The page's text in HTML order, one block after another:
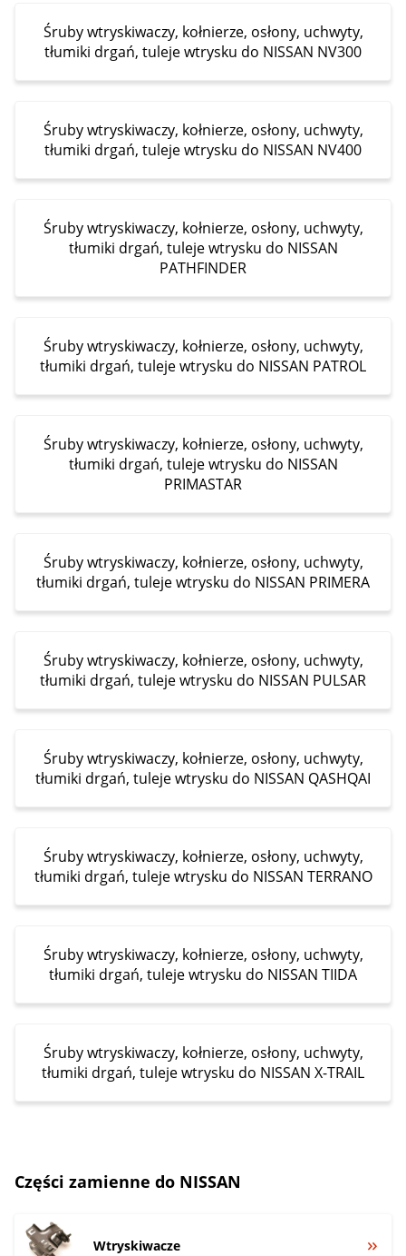
Śruby wtryskiwaczy, kołnierze, osłony, uchwyty,
tłumiki drgań, tuleje wtrysku do NISSAN NV300
Śruby wtryskiwaczy, kołnierze, osłony, uchwyty,
tłumiki drgań, tuleje wtrysku do NISSAN NV400
Śruby wtryskiwaczy, kołnierze, osłony, uchwyty,
tłumiki drgań, tuleje wtrysku do NISSAN
PATHFINDER
Śruby wtryskiwaczy, kołnierze, osłony, uchwyty,
tłumiki drgań, tuleje wtrysku do NISSAN PATROL
Śruby wtryskiwaczy, kołnierze, osłony, uchwyty,
tłumiki drgań, tuleje wtrysku do NISSAN
PRIMASTAR
Śruby wtryskiwaczy, kołnierze, osłony, uchwyty,
tłumiki drgań, tuleje wtrysku do NISSAN PRIMERA
Śruby wtryskiwaczy, kołnierze, osłony, uchwyty,
tłumiki drgań, tuleje wtrysku do NISSAN PULSAR
Śruby wtryskiwaczy, kołnierze, osłony, uchwyty,
tłumiki drgań, tuleje wtrysku do NISSAN QASHQAI
Śruby wtryskiwaczy, kołnierze, osłony, uchwyty,
tłumiki drgań, tuleje wtrysku do NISSAN TERRANO
Śruby wtryskiwaczy, kołnierze, osłony, uchwyty,
tłumiki drgań, tuleje wtrysku do NISSAN TIIDA
Śruby wtryskiwaczy, kołnierze, osłony, uchwyty,
tłumiki drgań, tuleje wtrysku do NISSAN X-TRAIL
Części zamienne do NISSAN
Wtryskiwacze